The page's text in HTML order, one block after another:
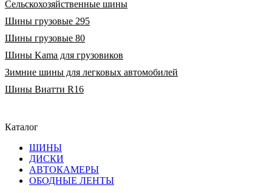
Сельскохозяйственные шины
Шины грузовые 295
Шины грузовые 80
Шины Kama для грузовиков
Зимние шины для легковых автомобилей
Шины Виатти R16
Каталог
ШИНЫ
ДИСКИ
АВТОКАМЕРЫ
ОБОДНЫЕ ЛЕНТЫ